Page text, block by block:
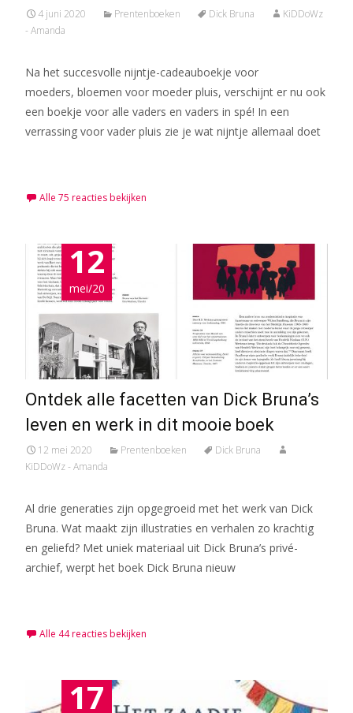
4 juni 2020 Prentenboeken Dick Bruna
KiDDoWz
- Amanda
Na het succesvolle nijntje-cadeauboekje voor
moeders, bloemen voor moeder pluis, verschijnt er nu ook
een boekje voor alle vaders en vaders in spé! In een
verrassing voor vader pluis zie je wat nijntje allemaal doet
Alle 75 reacties bekijken
12
mei/20
Ontdek alle facetten van Dick Bruna’s
leven en werk in dit mooie boek
12 mei 2020 Prentenboeken
Dick Bruna
KiDDoWz - Amanda
Al drie generaties zijn opgegroeid met het werk van Dick
Bruna. Wat maakt zijn illustraties en verhalen zo krachtig
en geliefd? Met uniek materiaal uit Dick Bruna’s privé-
archief, werpt het boek Dick Bruna nieuw
Alle 44 reacties bekijken
17